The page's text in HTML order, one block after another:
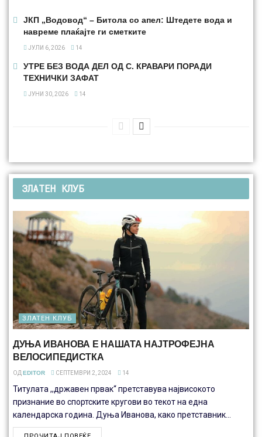
ЈКП „Водовод“ – Битола со апел: Штедете вода и
навреме плаќајте ги сметките
ЈУЛИ 6, 2026 14
УТРЕ БЕЗ ВОДА ДЕЛ ОД С. КРАВАРИ ПОРАДИ
ТЕХНИЧКИ ЗАФАТ
ЈУНИ 30, 2026 14
ЗЛАТЕН КЛУБ
ЗЛАТЕН КЛУБ
ДУЊА ИВАНОВА Е НАШАТА НАЈТРОФЕЈНА
ВЕЛОСИПЕДИСТКА
ОД EDITOR СЕПТЕМВРИ 2, 2024 14
Титулата ,,државен првак“ претставува највисокото
признание во спортските кругови во текот на една
календарска година. Дуња Иванова, како претставник...